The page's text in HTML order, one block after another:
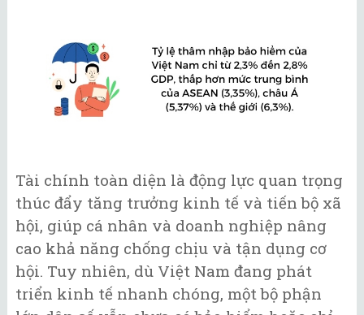
Tài chính toàn diện là động lực quan trọng
thúc đẩy tăng trưởng kinh tế và tiến bộ xã
hội, giúp cá nhân và doanh nghiệp nâng
cao khả năng chống chịu và tận dụng cơ
hội. Tuy nhiên, dù Việt Nam đang phát
triển kinh tế nhanh chóng, một bộ phận